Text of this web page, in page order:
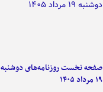
صفحه نخست روزنامه‌های دوشنبه
۱۹ مرداد ۱۴۰۵